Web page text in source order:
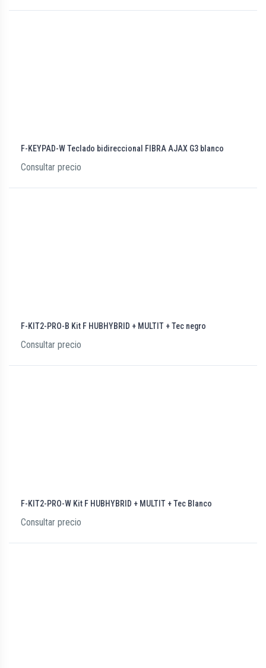
F-KEYPAD-W Teclado bidireccional FIBRA AJAX G3 blanco
Consultar precio
F-KIT2-PRO-B Kit F HUBHYBRID + MULTIT + Tec negro
Consultar precio
F-KIT2-PRO-W Kit F HUBHYBRID + MULTIT + Tec Blanco
Consultar precio